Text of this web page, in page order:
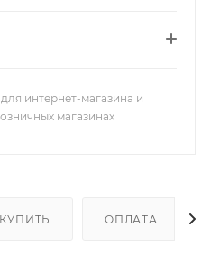
интернет-магазина и
магазинах
ОПЛАТА